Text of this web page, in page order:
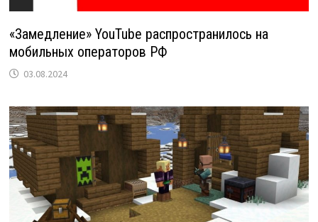
«Замедление» YouTube распространилось на
мобильных операторов РФ
03.08.2024